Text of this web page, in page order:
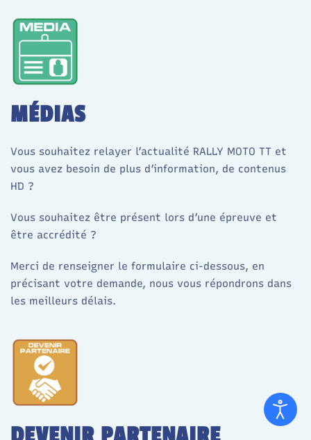
MÉDIAS
Vous souhaitez relayer l’actualité RALLY MOTO TT et
vous avez besoin de plus d’information, de contenus
HD ?
Vous souhaitez être présent lors d’une épreuve et
être accrédité ?
Merci de renseigner le formulaire ci-dessous, en
précisant votre demande, nous vous répondrons dans
les meilleurs délais.